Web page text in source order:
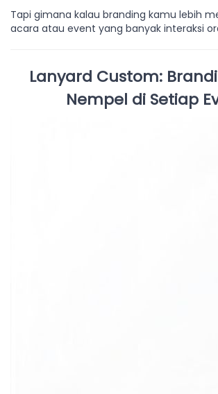
Tapi gimana kalau branding kamu lebih
acara atau event yang banyak interaksi
Lanyard Custom:
Nempel di Setiap